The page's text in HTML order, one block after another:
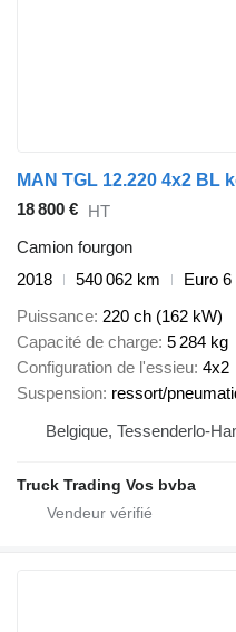
MAN TGL 12.220 4x2 BL
18 800 € HT
Camion fourgon
2018
540 062 km
Euro 6
Puissance 220 ch (162 kW)
Capacité de charge 5 284 kg
Configuration de l'essieu 4x2
Suspension ressort/
Belgique, Tessenderlo-
Truck Trading Vos bvba